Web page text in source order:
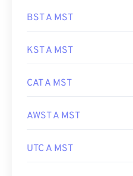
BST A MST
KST A MST
CAT A MST
AWST A MST
UTC A MST